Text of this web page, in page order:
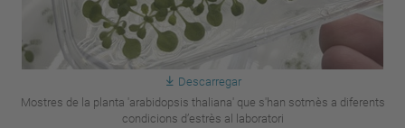
Descarregar
Mostres de la planta 'arabidopsis thaliana' que s'han sotmès a diferents
condicions d’estrès al laboratori